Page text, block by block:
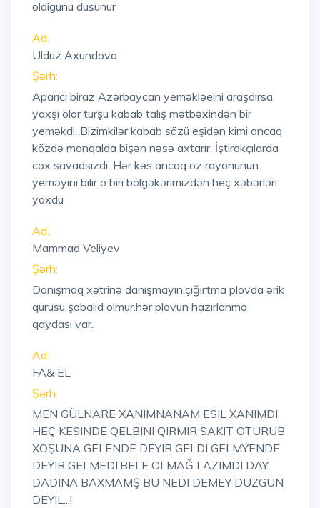
oldigunu dusunur
Ad:
Ulduz Axundova
Şərh:
Aparıcı biraz Azərbaycan yeməkləeini araşdırsa
yaxşı olar turşu kabab talış mətbəxindən bir
yeməkdi. Bizimkilər kabab sözü eşidən kimi ancaq
közdə manqalda bişən nəsə axtarır. İştirakçılarda
cox savadsızdı. Hər kəs ancaq oz rayonunun
yeməyini bilir o biri bölgəkərimizdən heç xəbərləri
yoxdu
Ad:
Mammad Veliyev
Şərh:
Danışmaq xətrinə danışmayın,çığırtma plovda ərik
qurusu şabalıd olmur.hər plovun hazırlanma
qaydası var.
Ad:
FA& EL
Şərh:
MEN GÜLNARE XANIMNANAM ESIL XANIMDI
HEÇ KESINDE QELBINI QIRMIR SAKIT OTURUB
XOŞUNA GELENDE DEYIR GELDI GELMYENDE
DEYIR GELMEDI.BELE OLMAĞ LAZIMDI DAY
DADINA BAXMAMŞ BU NEDI DEMEY DUZGUN
DEYIL...!